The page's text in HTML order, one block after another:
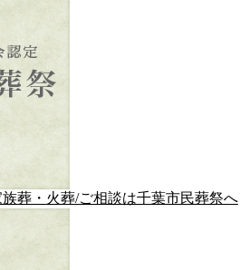
葬・火葬/ご相談は千葉市民葬祭へ